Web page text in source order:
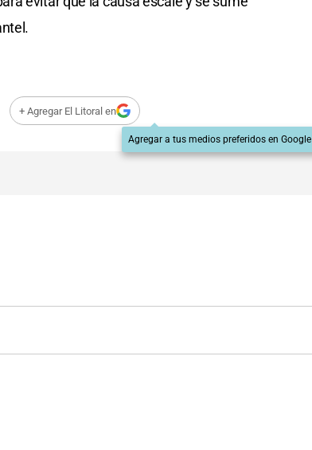
+ Agregar El Litoral en
Agregar a tus medios preferidos en Google